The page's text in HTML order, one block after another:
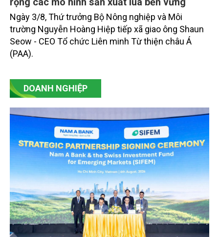
Chia sẻ kinh nghiệm, huy động nguồn lực mở
rộng các mô hình sản xuất lúa bền vững
Ngày 3/8, Thứ trưởng Bộ Nông nghiệp và Môi
trường Nguyễn Hoàng Hiệp tiếp xã giao ông Shaun
Seow - CEO Tổ chức Liên minh Từ thiện châu Á
DOANH NGHIỆP